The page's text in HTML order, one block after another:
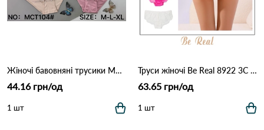
Жіночі бавовняні трусики MCT104 (M–XL) 12B Різні кольори
44.16 грн/од
1 шт
Труси жіночі Be Real 8922 3C Різні кольори
63.65 грн/од
1 шт